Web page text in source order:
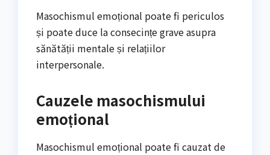
Masochismul emoțional poate fi periculos
și poate duce la consecințe grave asupra
sănătății mentale și relațiilor
interpersonale.
Cauzele masochismului
emoțional
Masochismul emoțional poate fi cauzat de